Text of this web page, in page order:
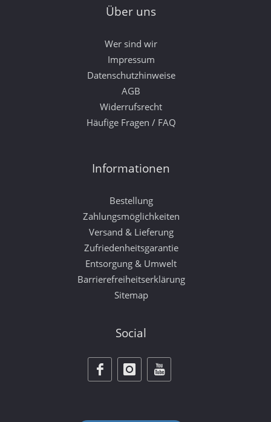
Über uns
Wer sind wir
Impressum
Datenschutzhinweise
AGB
Widerrufsrecht
Häufige Fragen / FAQ
Informationen
Bestellung
Zahlungsmöglichkeiten
Versand & Lieferung
Zufriedenheitsgarantie
Entsorgung & Umwelt
Barrierefreiheitserklärung
Sitemap
Social